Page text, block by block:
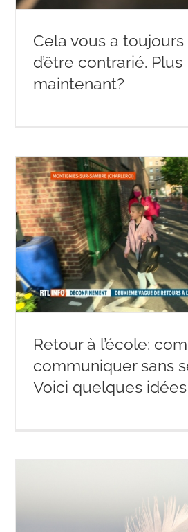
Cela vous a
d’être contrarié. Plus
maintenant?
Retour à l’école:
communiquer sans
Voici quelques